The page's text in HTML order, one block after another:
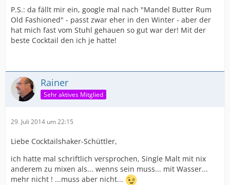
P.S.: da fällt mir ein, google mal nach "Mandel Butter Rum
Old Fashioned" - passt zwar eher in den Winter - aber der
hat mich fast vom Stuhl gehauen so gut war der! Mit der
beste Cocktail den ich je hatte!
Rainer
Sehr aktives Mitglied
29. Juli 2014 um 22:15
Liebe Cocktailshaker-Schüttler,
ich hatte mal schriftlich versprochen, Single Malt mit nix
anderem zu mixen als... wenns sein muss... mit Wasser...
mehr nicht ! ...muss aber nicht...